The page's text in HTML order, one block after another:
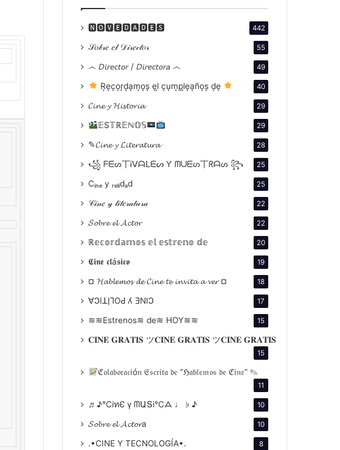
🅽🅾🆅🅴🅳🅰🅳🅴🆂 442
𝒮𝑜𝒷𝓇𝑒 𝑒𝓁 𝒟𝒾𝓇𝑒𝒸𝓉𝑜𝓇 55
෴ 𝘋𝘪𝘳𝘦𝘤𝘵𝘰𝘳 / 𝘋𝘪𝘳𝘦𝘤𝘵𝘰𝘳𝘢 ෴ 49
R͙e͙c͙o͙r͙d͙a͙m͙o͙s͙ e͙l͙ c͙u͙m͙p͙l͙e͙a͙ño͙s͙ d͙e͙ 40
𝓒𝓲𝓷𝓮 𝔂 𝓗𝓲𝓼𝓽𝓸𝓻𝓲𝓪 29
𝔼S𝕋ℝ𝔼ℕ𝕆𝕊 29
✎𝓒𝓲𝓷𝓮 𝔂 𝓛𝓲𝓽𝓮𝓻𝓪𝓽𝓾𝓻𝓪 28
꧁ ᖴᗴᔕ丅Ꭵᐯᗩᒪᗴᔕ Ƴ ᗰᑌᗴᔕ丅ᖇᗩᔕ ꧂ 25
Cᵢₙₑ y ᵣₑₗᵢdₐd 25
𝒞𝒾𝓃𝑒 𝓎 𝓁𝒾𝓉𝑒𝓇𝒶𝓉𝓊𝓇𝒶 22
𝓢𝓸𝓫𝓻𝓮 𝓮𝓵 𝓐𝓬𝓽𝓸𝓻 22
ℝ𝕖𝕔𝕠𝕣𝕕𝕒𝕞𝕠𝕤 𝕖𝕝 𝕖𝕤𝕥𝕣𝕖𝕟𝕠 𝕕𝕖 20
𝕮𝖎𝖓𝖊 𝖈𝖑á𝖘𝖎𝖈𝖔 19
¤ 𝓗𝓪𝓫𝓵𝓮𝓶𝓸𝓼 𝓭𝓮 𝓒𝓲𝓷𝓮 𝓽𝓮 𝓲𝓷𝓿𝓲𝓽𝓪 𝓪 𝓿𝓮𝓻 ¤ 18
∀ϽIꓕI̗⅂OԀ ʎ ƎNIϽ 17
≋≋Estrenos≋ de≋ HOY≋≋ 15
𝐂𝐈𝐍𝐄 𝐆𝐑𝐀𝐓𝐈𝐒 ツ𝐂𝐈𝐍𝐄 𝐆𝐑𝐀𝐓𝐈𝐒 ツ𝐂𝐈𝐍𝐄 𝐆𝐑𝐀𝐓𝐈𝐒
15
ℭ𝔬𝔩𝔞𝔟𝔬𝔯𝔞𝔠𝔦ó𝔫 𝔈𝔰𝔠𝔯𝔦𝔱𝔞 𝔡𝔢 “ℌ𝔞𝔟𝔩𝔢𝔪𝔬𝔰 𝔡𝔢 ℭ𝔦𝔫𝔢” ✎
11
♬♪℃іทЄ ү ᗰԱՏі℃ᗋ ♩ ♭ ♪ 10
𝓢𝓸𝓫𝓻𝓮 𝓮𝓵 𝓐𝓬𝓽𝓸𝓻a 10
.•CINE Y TECNOLOGÍA•. 8